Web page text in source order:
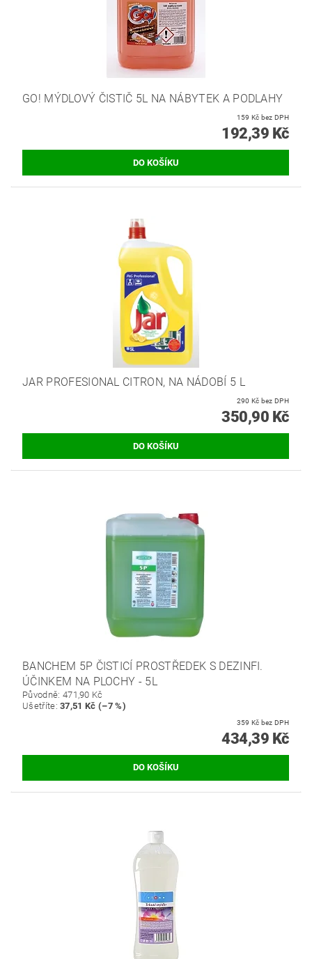
GO! MÝDLOVÝ ČISTIČ 5L NA NÁBYTEK A PODLAHY
159 Kč bez DPH
192,39 Kč
JAR PROFESIONAL CITRON, NA NÁDOBÍ 5 L
290 Kč bez DPH
350,90 Kč
BANCHEM 5P ČISTICÍ PROSTŘEDEK S DEZINFI.
ÚČINKEM NA PLOCHY - 5L
Původně: 471,90 Kč
Ušetříte:37,51 Kč (–7 %)
359 Kč bez DPH
434,39 Kč